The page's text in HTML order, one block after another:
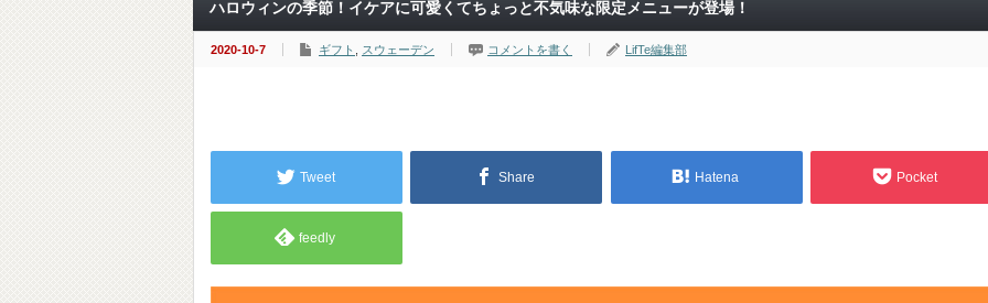
ハロウィンの季節！イケアに可愛くてちょっと不気味な限定メニューが登場！
2020-10-7 ギフト スウェーデン コメントを書く LifTe編集部
Tweet Share Hatena Pocket
feedly